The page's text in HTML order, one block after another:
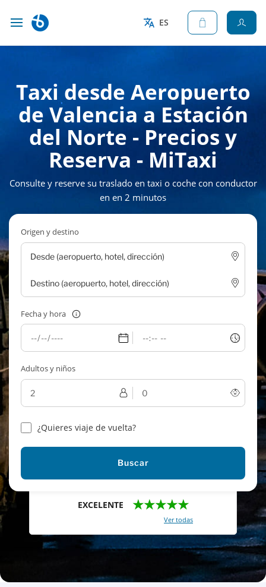
ES
Taxi desde Aeropuerto
de Valencia a Estación
del Norte - Precios y
Reserva - MiTaxi
Consulte y reserve su traslado en taxi o coche con conductor
en en 2 minutos
Origen y destino
Fecha y hora
Adultos y niños
¿Quieres viaje de vuelta?
Buscar
EXCELENTE ★★★★★
Ver todas